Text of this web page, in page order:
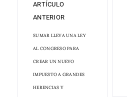
ARTÍCULO
ANTERIOR
SUMAR LLEVA UNA LEY
AL CONGRESO PARA
CREAR UN NUEVO
IMPUESTO A GRANDES
HERENCIAS Y